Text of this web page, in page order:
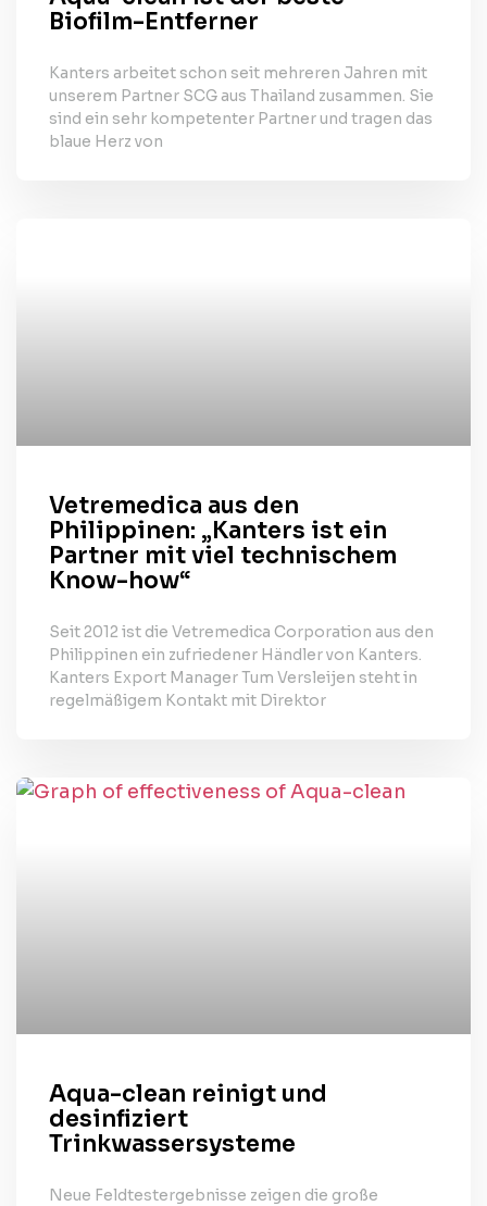
Biofilm-Entferner
Kanters arbeitet schon seit mehreren Jahren mit
unserem Partner SCG aus Thailand zusammen. Sie
sind ein sehr kompetenter Partner und tragen das
blaue Herz von
Vetremedica aus den
Philippinen: „Kanters ist ein
Partner mit viel technischem
Know-how“
Seit 2012 ist die Vetremedica Corporation aus den
Philippinen ein zufriedener Händler von Kanters.
Kanters Export Manager Tum Versleijen steht in
regelmäßigem Kontakt mit Direktor
Aqua-clean reinigt und
desinfiziert
Trinkwassersysteme
Neue Feldtestergebnisse zeigen die große